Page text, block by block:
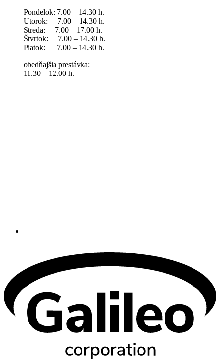
Pondelok: 7.00 – 14.30 h.
Utorok: 7.00 – 14.30 h.
Streda: 7.00 – 17.00 h.
Štvrtok: 7.00 – 14.30 h.
Piatok: 7.00 – 14.30 h.
obedňajšia prestávka:
11.30 – 12.00 h.